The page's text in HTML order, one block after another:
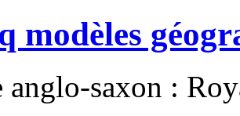
modèles
anglo-saxon :